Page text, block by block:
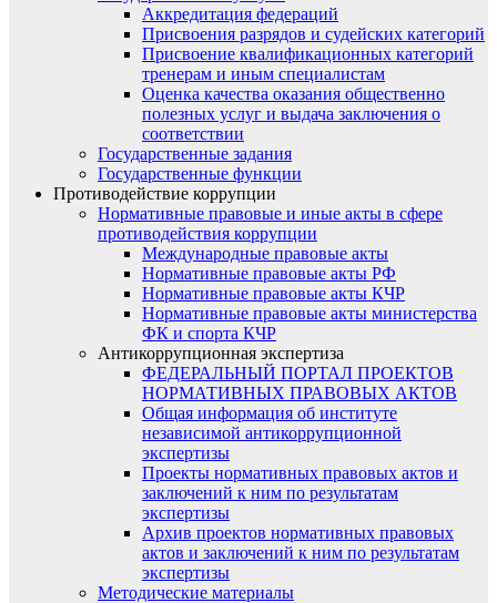
Аккредитация федераций
Присвоения разрядов и судейских категорий
Присвоение квалификационных категорий
тренерам и иным специалистам
Оценка качества оказания общественно
полезных услуг и выдача заключения о
соответствии
Государственные задания
Государственные функции
Противодействие коррупции
Нормативные правовые и иные акты в сфере
противодействия коррупции
Международные правовые акты
Нормативные правовые акты РФ
Нормативные правовые акты КЧР
Нормативные правовые акты министерства
ФК и спорта КЧР
Антикоррупционная экспертиза
ФЕДЕРАЛЬНЫЙ ПОРТАЛ ПРОЕКТОВ
НОРМАТИВНЫХ ПРАВОВЫХ АКТОВ
Общая информация об институте
независимой антикоррупционной
экспертизы
Проекты нормативных правовых актов и
заключений к ним по результатам
экспертизы
Архив проектов нормативных правовых
актов и заключений к ним по результатам
экспертизы
Методические материалы